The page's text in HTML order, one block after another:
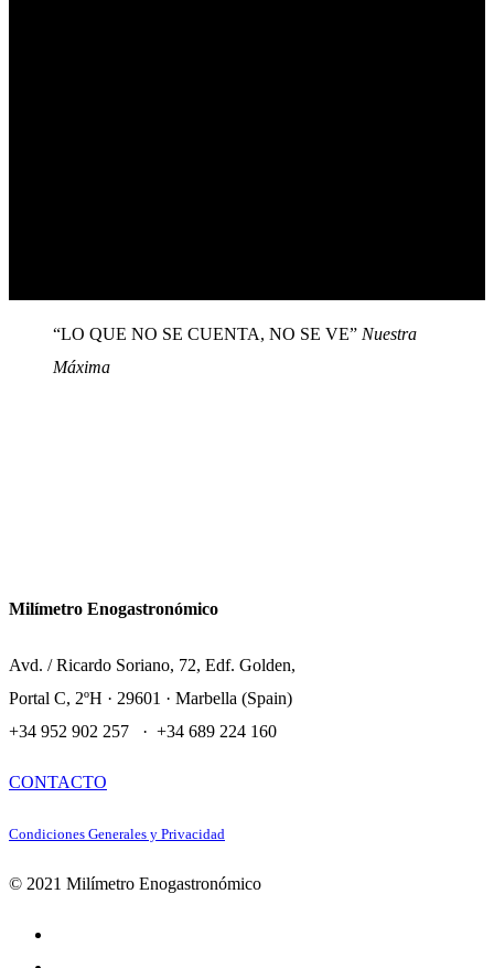
“LO QUE NO SE CUENTA, NO SE VE” Nuestra
Máxima
Milímetro Enogastronómico
Avd. / Ricardo Soriano, 72, Edf. Golden,
Portal C, 2ºH · 29601 · Marbella (Spain)
+34 952 902 257 · +34 689 224 160
CONTACTO
Condiciones Generales y Privacidad
© 2021 Milímetro Enogastronómico